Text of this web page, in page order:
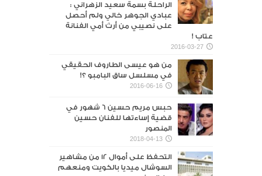
الراحلة بسمة سعيد الزهراني :
عبادي الجوهر خالي ولم أحصل
على نصيبي من أرث أمي الفنانة
عتاب !
2016-03-27
من هو عيسى الطاروف الحقيقي
في مسلسل ساق البامبو ؟!
2016-06-16
حبس مريم حسين 6 شهور في
قضية إساءتها للفنان حسين
المنصور‎
2018-04-13
التحفظ على أموال 12 من مشاهير
السوشال ميديا بالكويت ومنعهم